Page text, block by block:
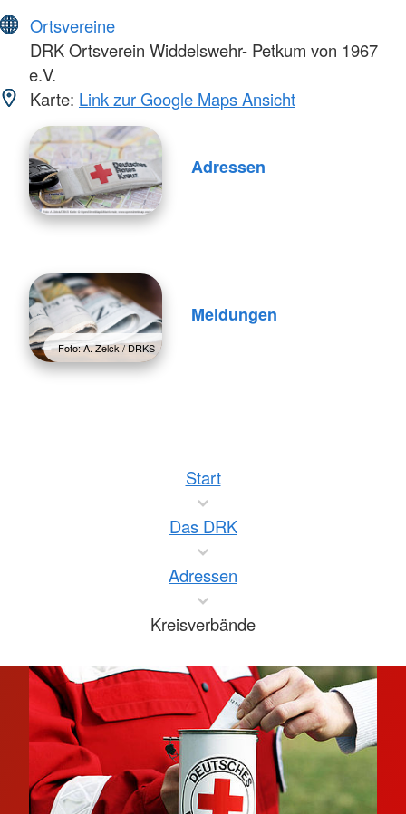
Ortsvereine
DRK Ortsverein Widdelswehr- Petkum von 1967
e.V.
Karte: Link zur Google Maps Ansicht
Adressen
Foto: A. Zelck / DRKS
Meldungen
Start
Das DRK
Adressen
Kreisverbände